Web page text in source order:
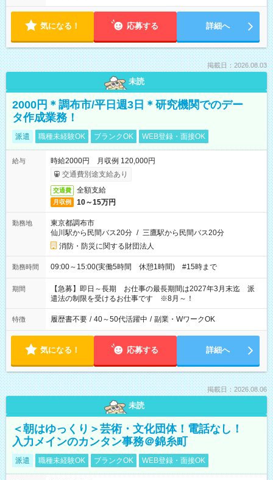
気になる！ 応募する 詳細へ
掲載日：2026.08.03
未読
2000円＊調布市/平日週3日＊研究機関でのデー
タ作成業務！
派遣 職種未経験OK ブランクOK WEB登録・面接OK
給与
時給2000円 月収例 120,000円
交通費別途支給あり
交通費 全額支給
月収例 10～15万円
勤務地
東京都調布市
仙川駅から民間バス20分 / 三鷹駅から民間バス20分
消防・防災に関する財団法人
勤務時間 09:00～15:00(実働5時間 休憩1時間) #15時まで
期間
【急募】即日～長期 お仕事の最長期間は2027年3月末迄 派
遣法の制限を受けるお仕事です ※8月～！
特徴 履歴書不要 / 40～50代活躍中 / 副業・WワークOK
気になる！ 応募する 詳細へ
掲載日：2026.08.06
未読
＜朝はゆっくり＞芸術・文化団体！電話なし！
入力メインのカンタン事務＠錦糸町
派遣 職種未経験OK ブランクOK WEB登録・面接OK